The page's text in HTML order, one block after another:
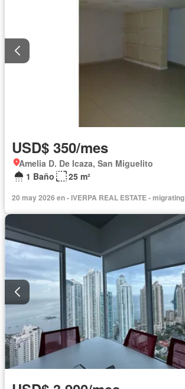
USD$ 350/mes
Amelia D. De Icaza, San Miguelito
1 Baño
25 m²
20 may 2026 en - IVERPA REAL ESTATE - migrating